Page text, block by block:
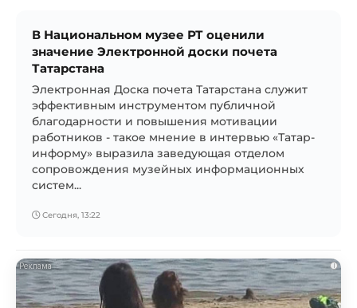
В Национальном музее РТ оценили
значение Электронной доски почета
Татарстана
Электронная Доска почета Татарстана служит
эффективным инструментом публичной
благодарности и повышения мотивации
работников - такое мнение в интервью «Татар-
информу» выразила заведующая отделом
сопровождения музейных информационных
систем...
Сегодня, 13:22
i